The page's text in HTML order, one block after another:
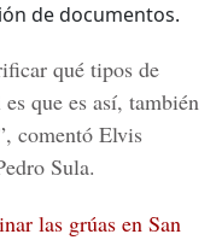
de documentos.
qué tipos de
que es así, también
comentó Elvis
Sula.
las grúas en San